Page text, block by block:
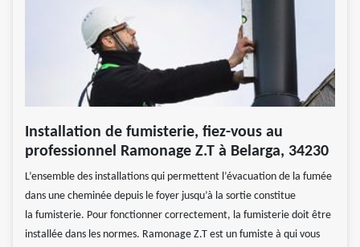
Installation de fumisterie, fiez-vous au
professionnel Ramonage Z.T à Belarga, 34230
L’ensemble des installations qui permettent l’évacuation de la fumée
dans une cheminée depuis le foyer jusqu’à la sortie constitue
la fumisterie. Pour fonctionner correctement, la fumisterie doit être
installée dans les normes. Ramonage Z.T est un fumiste à qui vous